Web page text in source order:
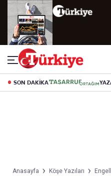
SON DAKİKA
Anasayfa Köşe Yazıları